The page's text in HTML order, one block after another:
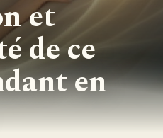
et
de ce
en